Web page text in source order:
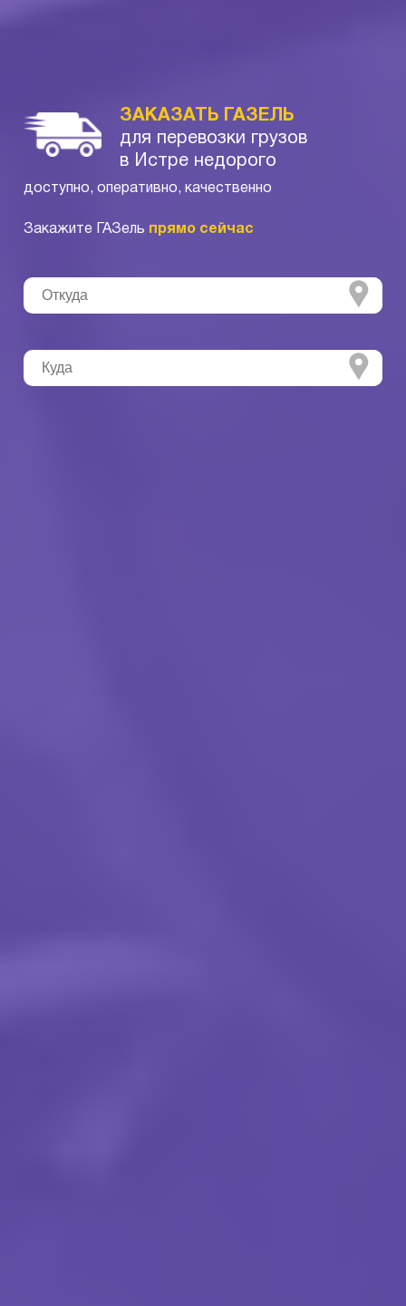
ЗАКАЗАТЬ ГАЗЕЛЬ
для перевозки грузов
в Истре недорого
доступно, оперативно, качественно
Закажите ГАЗель прямо сейчас